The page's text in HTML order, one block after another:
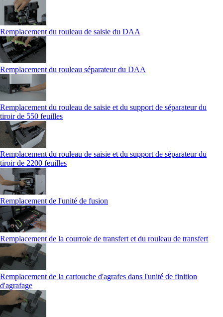
Remplacement du rouleau de saisie du DAA
Remplacement du rouleau séparateur du DAA
Remplacement du rouleau de saisie et du support de séparateur du
tiroir de 550 feuilles
Remplacement du rouleau de saisie et du support de séparateur du
tiroir de 2200 feuilles
Remplacement de l'unité de fusion
Remplacement de la courroie de transfert et du rouleau de transfert
Remplacement de la cartouche d'agrafes dans l'unité de finition
d'agrafage